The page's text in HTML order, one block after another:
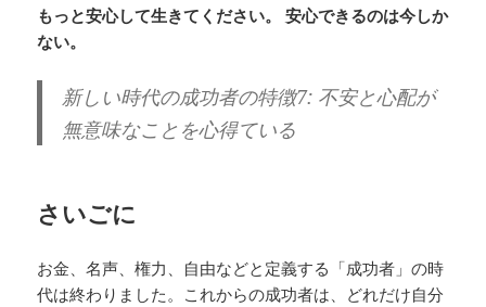
もっと安心して生きてください。
安心できるのは今しか
ない。
新しい時代の成功者の特徴7: 不安と心配が
無意味なことを心得ている
さいごに
お金、名声、権力、自由などと定義する「成功者」の時
代は終わりました。これからの成功者は、どれだけ自分